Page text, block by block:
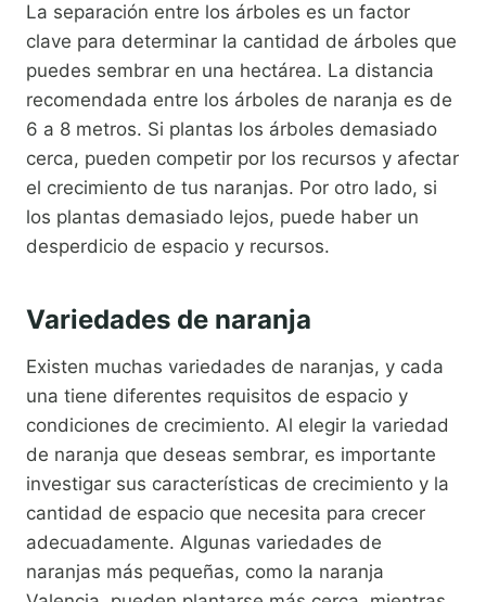
La separación entre los árboles es un factor
clave para determinar la cantidad de árboles que
puedes sembrar en una hectárea. La distancia
recomendada entre los árboles de naranja es de
6 a 8 metros. Si plantas los árboles demasiado
cerca, pueden competir por los recursos y afectar
el crecimiento de tus naranjas. Por otro lado, si
los plantas demasiado lejos, puede haber un
desperdicio de espacio y recursos.
Variedades de naranja
Existen muchas variedades de naranjas, y cada
una tiene diferentes requisitos de espacio y
condiciones de crecimiento. Al elegir la variedad
de naranja que deseas sembrar, es importante
investigar sus características de crecimiento y la
cantidad de espacio que necesita para crecer
adecuadamente. Algunas variedades de
naranjas más pequeñas, como la naranja